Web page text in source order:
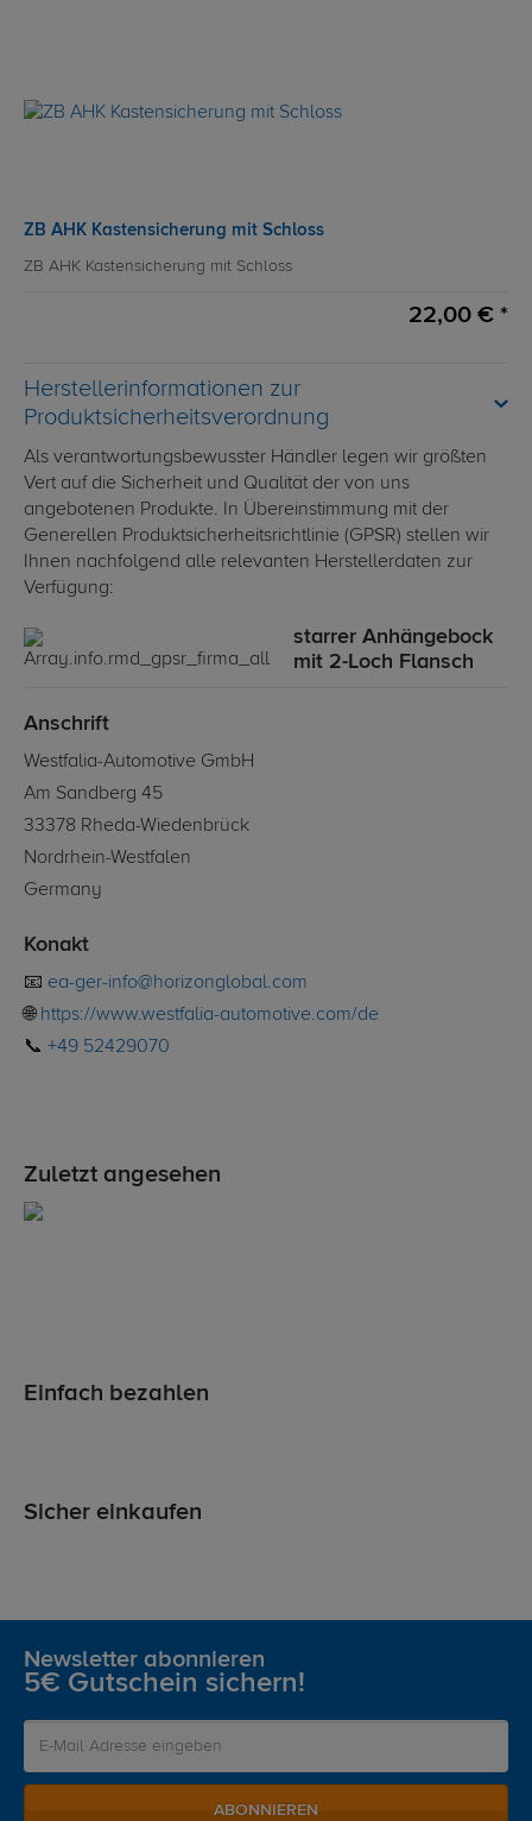
ZB AHK Kastensicherung mit Schloss
ZB AHK Kastensicherung mit Schloss
22,00 € *
Herstellerinformationen zur
Produktsicherheitsverordnung
Als verantwortungsbewusster Händler legen wir größten
Vert auf die Sicherheit und Qualität der von uns
angebotenen Produkte. In Übereinstimmung mit der
Generellen Produktsicherheitsrichtlinie (GPSR) stellen wir
Ihnen nachfolgend alle relevanten Herstellerdaten zur
Verfügung:
starrer Anhängebock
mit 2-Loch Flansch
Anschrift
Westfalia-Automotive GmbH
Am Sandberg 45
33378 Rheda-Wiedenbrück
Nordrhein-Westfalen
Germany
Konakt
📧 ea-ger-info@horizonglobal.com
🌐 https://www.westfalia-automotive.com/de
📞 +49 52429070
Zuletzt angesehen
Einfach bezahlen
Sicher einkaufen
Newsletter abonnieren
5€ Gutschein sichern!
ABONNIEREN